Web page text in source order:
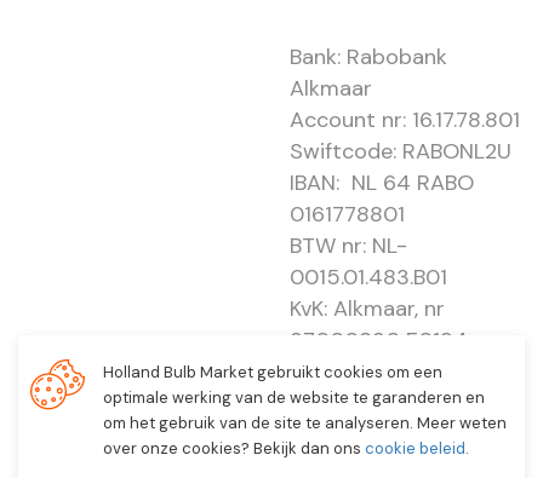
Bank: Rabobank
Alkmaar
Account nr: 16.17.78.801
Swiftcode: RABONL2U
IBAN: NL 64 RABO
0161778801
BTW nr: NL-
0015.01.483.B01
KvK: Alkmaar, nr
37000830 E0194 -
EBO 505
Holland Bulb Market gebruikt cookies om een
optimale werking van de website te garanderen en
om het gebruik van de site te analyseren. Meer weten
over onze cookies? Bekijk dan ons cookie beleid.